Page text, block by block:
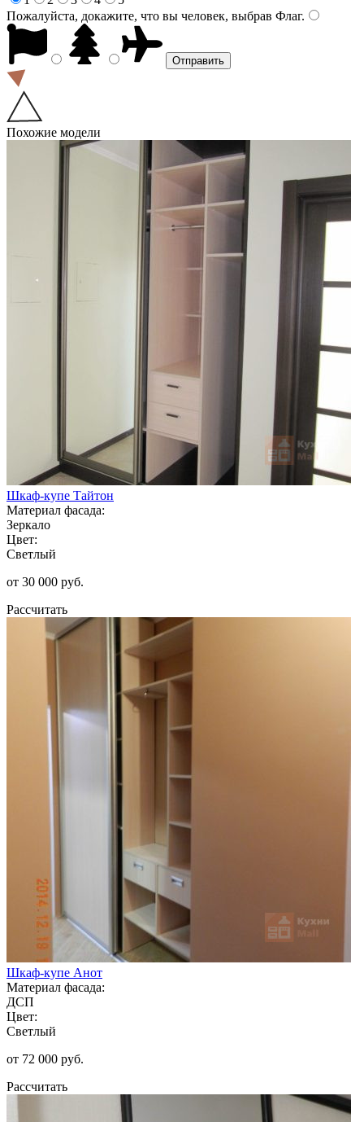
Пожалуйста, докажите, что вы человек, выбрав Флаг.
Похожие модели
Шкаф-купе Тайтон
Материал фасада:
Зеркало
Цвет:
Светлый
от 30 000 руб.
Рассчитать
Шкаф-купе Анот
Материал фасада:
ДСП
Цвет:
Светлый
от 72 000 руб.
Рассчитать